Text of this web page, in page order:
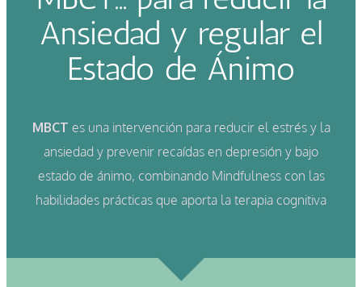
Ansiedad y regular el
Estado de Ánimo
MBCT es una intervención para reducir el estrés y la
ansiedad y prevenir recaídas en depresión y bajo
estado de ánimo, combinando Mindfulness con las
habilidades prácticas que aporta la terapia cognitiva